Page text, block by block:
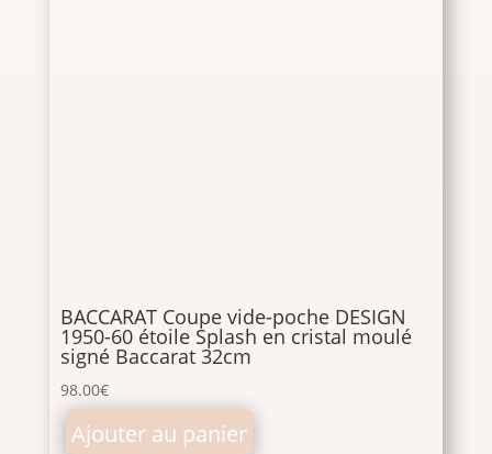
BACCARAT Coupe vide-poche DESIGN
1950-60 étoile Splash en cristal moulé
signé Baccarat 32cm
98.00€
Ajouter au panier